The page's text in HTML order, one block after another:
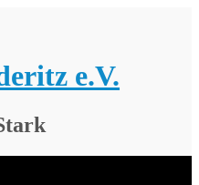
e.V.